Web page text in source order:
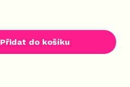
Přidat do košíku